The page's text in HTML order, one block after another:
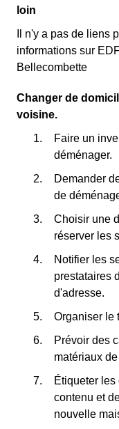
loin
Il n'y a pas de liens
informations sur
Bellecombette
Changer de
voisine.
Faire un
déménager.
Demander
de
Choisir une
réserver les
Notifier les
prestataires
d'adresse.
Organiser le
Prévoir des
matériaux
Étiqueter
contenu et
nouvelle